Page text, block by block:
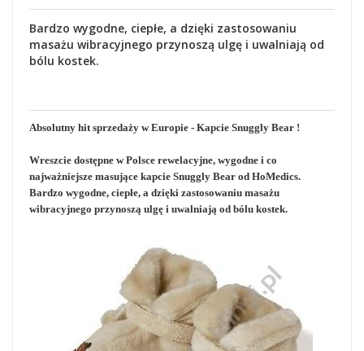
Bardzo wygodne, ciepłe, a dzięki zastosowaniu
masażu wibracyjnego przynoszą ulgę i uwalniają od
bólu kostek.
Absolutny hit sprzedaży w Europie - Kapcie Snuggly Bear !
Wreszcie dostępne w Polsce rewelacyjne, wygodne i co
najważniejsze masujące kapcie Snuggly Bear od HoMedics.
Bardzo wygodne, ciepłe, a dzięki zastosowaniu masażu
wibracyjnego przynoszą ulgę i uwalniają od bólu kostek.